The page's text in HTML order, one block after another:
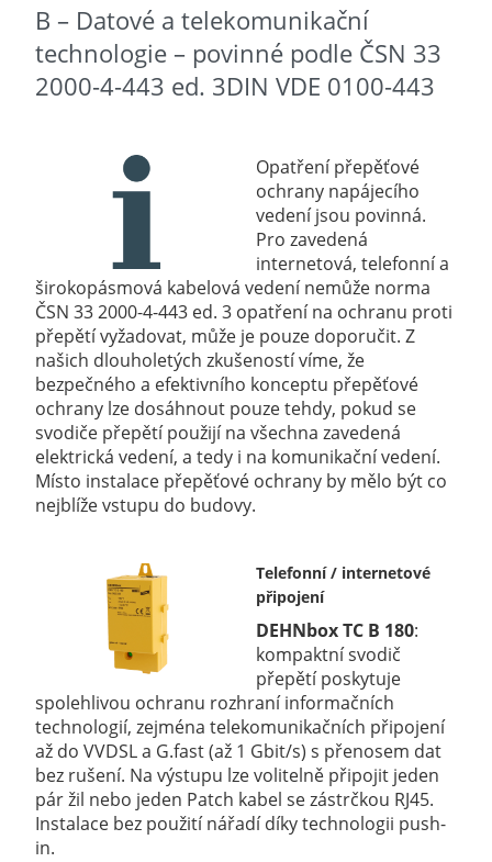
B – Datové a telekomunikační
technologie – povinné podle ČSN 33
2000-4-443 ed. 3DIN VDE 0100-443
Opatření přepěťové
ochrany napájecího
vedení jsou povinná.
Pro zavedená
internetová, telefonní a
širokopásmová kabelová vedení nemůže norma
ČSN 33 2000-4-443 ed. 3 opatření na ochranu proti
přepětí vyžadovat, může je pouze doporučit. Z
našich dlouholetých zkušeností víme, že
bezpečného a efektivního konceptu přepěťové
ochrany lze dosáhnout pouze tehdy, pokud se
svodiče přepětí použijí na všechna zavedená
elektrická vedení, a tedy i na komunikační vedení.
Místo instalace přepěťové ochrany by mělo být co
nejblíže vstupu do budovy.
Telefonní / internetové
připojení
DEHNbox TC B 180:
kompaktní svodič
přepětí poskytuje
spolehlivou ochranu rozhraní informačních
technologií, zejména telekomunikačních připojení
až do VVDSL a G.fast (až 1 Gbit/s) s přenosem dat
bez rušení. Na výstupu lze volitelně připojit jeden
pár žil nebo jeden Patch kabel se zástrčkou RJ45.
Instalace bez použití nářadí díky technologii push-
in.